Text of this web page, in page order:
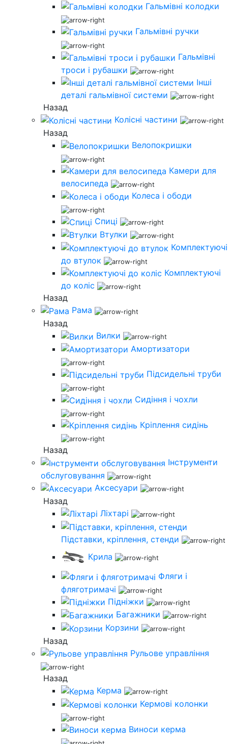
Гальмівні колодки
Гальмівні ручки
Гальмівні
троси і рубашки
Інші
деталі гальмівної системи
Назад
Колісні частини
Назад
Велопокришки
Камери для
велосипеда
Колеса і ободи
Спиці
Втулки
Комплектуючі
до втулок
Комплектуючі
до коліс
Назад
Рама
Назад
Вилки
Амортизатори
Підсидельні труби
Сидіння і чохли
Кріплення сидінь
Назад
Інструменти
обслуговування
Аксесуари
Назад
Ліхтарі
Підставки, кріплення, стенди
Крила
Фляги і
фляготримачі
Підніжки
Багажники
Корзини
Назад
Рульове управління
Назад
Керма
Кермові колонки
Виноси керма